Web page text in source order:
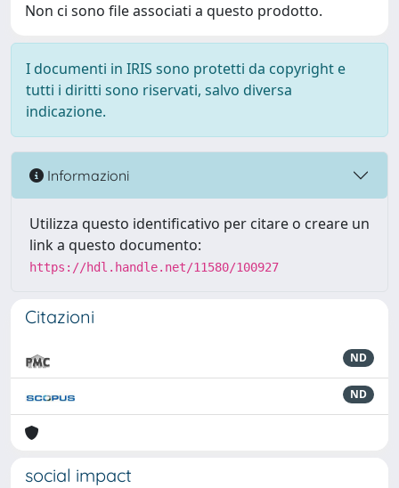
Non ci sono file associati a questo prodotto.
I documenti in IRIS sono protetti da copyright e
tutti i diritti sono riservati, salvo diversa
indicazione.
Informazioni
Utilizza questo identificativo per citare o creare un
link a questo documento:
https://hdl.handle.net/11580/100927
Citazioni
ND
ND
social impact